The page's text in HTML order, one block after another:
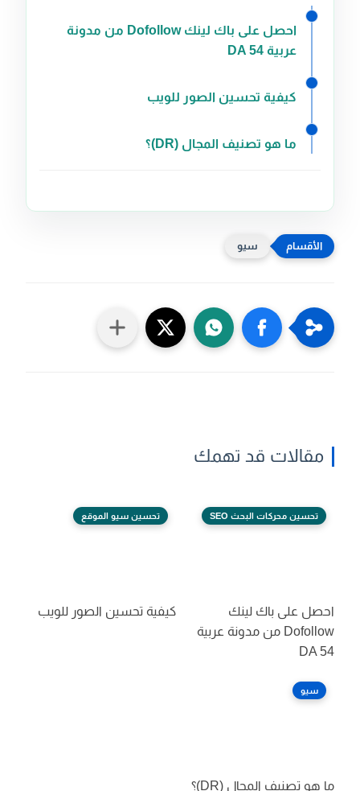
احصل على باك لينك Dofollow من مدونة
عربية DA 54
كيفية تحسين الصور للويب
ما هو تصنيف المجال (DR)؟
سيو
مقالات قد تهمك
تحسين محركات البحث SEO
احصل على باك لينك
Dofollow من مدونة عربية
DA 54
تحسين سيو الموقع
كيفية تحسين الصور للويب
سيو
ما هو تصنيف المجال (DR)؟